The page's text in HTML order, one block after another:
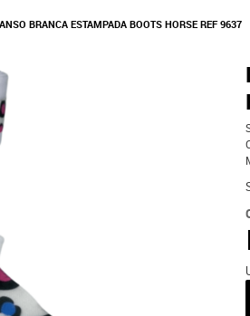
BRANCA ESTAMPADA BOOTS HORSE REF 9637